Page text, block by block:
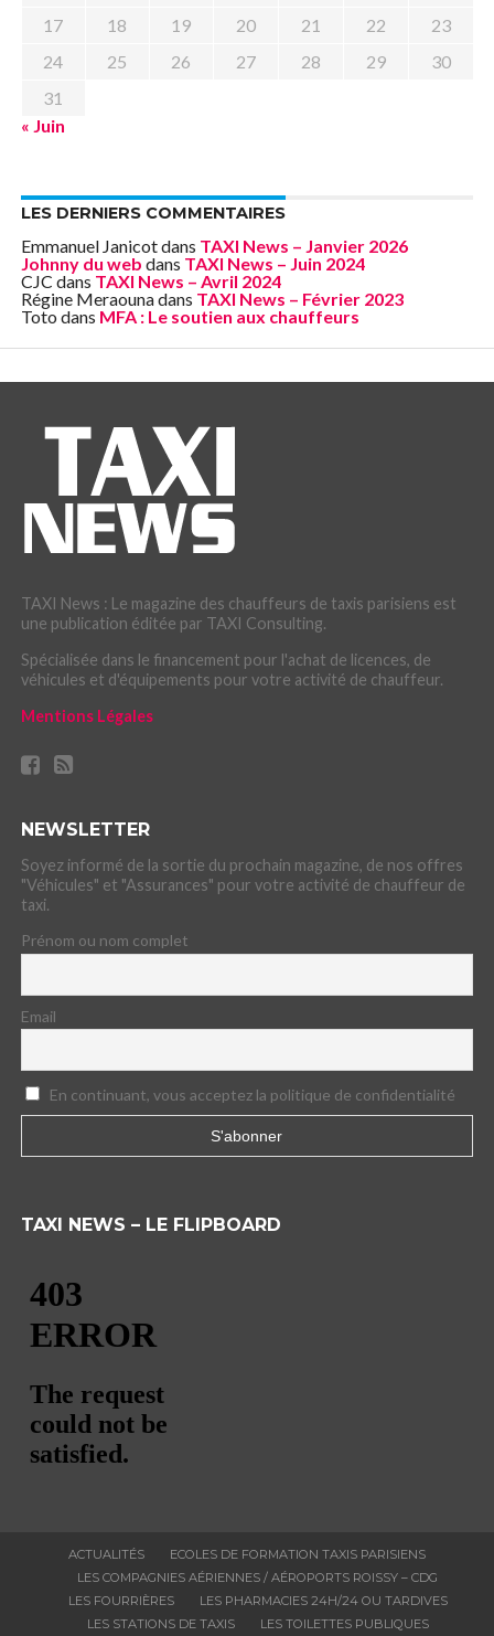
17
18 19 20 21 22
23
24
25 26 27 28 29
30
31
« Juin
LES DERNIERS COMMENTAIRES
Emmanuel Janicotdans TAXI News – Janvier 2026
Johnny du web dans TAXI News – Juin 2024
CJC dans TAXI News – Avril 2024
Régine Meraounadans TAXI News – Février 2023
Toto dans MFA : Le soutien aux chauffeurs
TAXI News : Le magazine des chauffeurs de taxis parisiens est
une publication éditée par TAXI Consulting.
Spécialisée dans le financement pour l'achat de licences, de
véhicules et d'équipements pour votre activité de chauffeur.
Mentions Légales
NEWSLETTER
Soyez informé de la sortie du prochain magazine, de nos offres
"Véhicules" et "Assurances" pour votre activité de chauffeur de
taxi.
Prénom ou nom complet
Email
En continuant, vous acceptez la politique de confidentialité
TAXI NEWS – LE FLIPBOARD
ACTUALITÉS
ECOLES DE FORMATION TAXIS PARISIENS
LES COMPAGNIES AÉRIENNES / AÉROPORTS ROISSY – CDG
LES FOURRIÈRES
LES PHARMACIES 24H/24 OU TARDIVES
LES STATIONS DE TAXIS
LES TOILETTES PUBLIQUES